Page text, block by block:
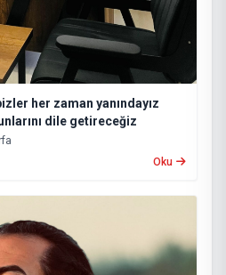
zaman yanındayız
dile getireceğiz
Oku